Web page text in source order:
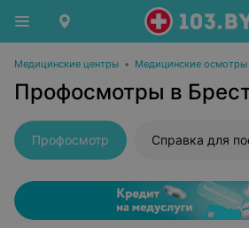
Медицинские центры • Медицинские осмотры
Профосмотры в
Профосмотр